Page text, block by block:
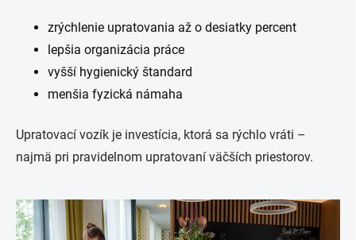
zrýchlenie upratovania až o desiatky percent
lepšia organizácia práce
vyšší hygienický štandard
menšia fyzická námaha
Upratovací vozík je investícia, ktorá sa rýchlo vráti –
najmä pri pravidelnom upratovaní väčších priestorov.